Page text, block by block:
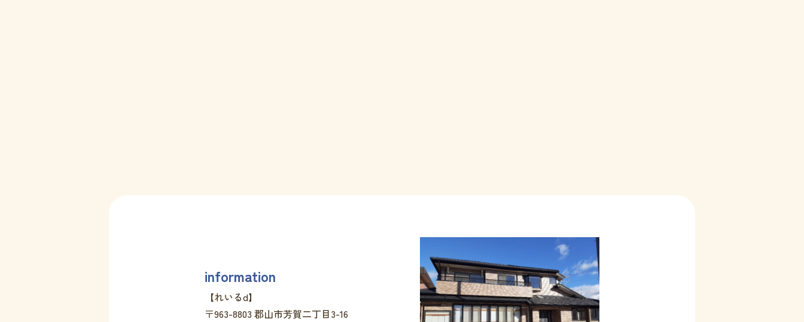
放課後等デイサービス
information
【れいるd】
〒963-8803 郡山市芳賀二丁目3-16